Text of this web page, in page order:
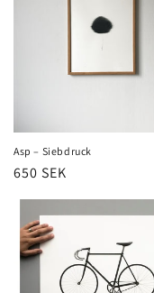
Asp – Siebdruck
Normaler
650 SEK